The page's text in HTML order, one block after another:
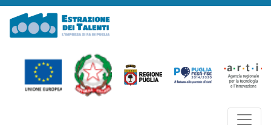
Estrazione dei Talenti